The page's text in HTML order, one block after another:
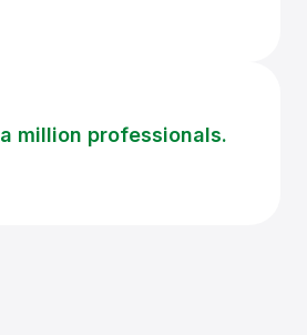
a million professionals.